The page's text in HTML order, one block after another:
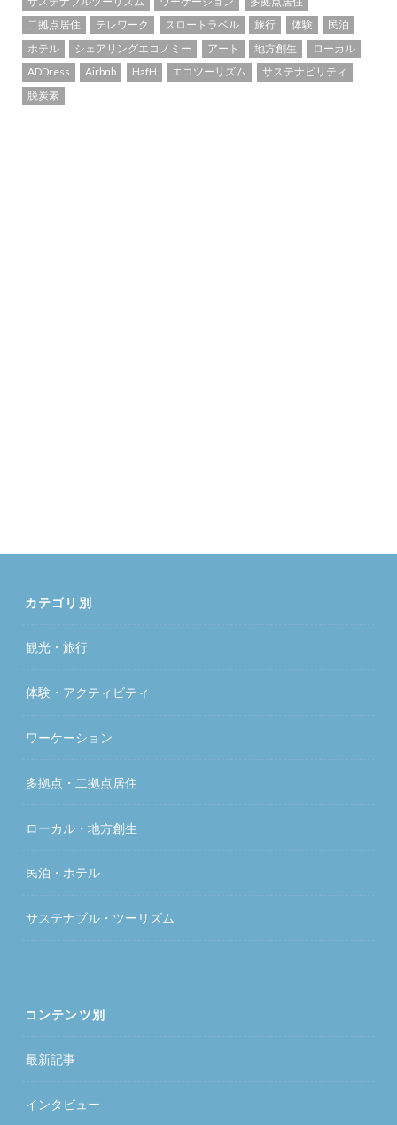
二拠点居住
テレワーク スロートラベル 旅行 体験
民泊
ホテル
シェアリングエコノミー アート 地方創生
ローカル
ADDress
Airbnb HafH エコツーリズム
サステナビリティ
脱炭素
カテゴリ別
観光・旅行
体験・アクティビティ
ワーケーション
多拠点・二拠点居住
ローカル・地方創生
民泊・ホテル
サステナブル・ツーリズム
コンテンツ別
最新記事
インタビュー